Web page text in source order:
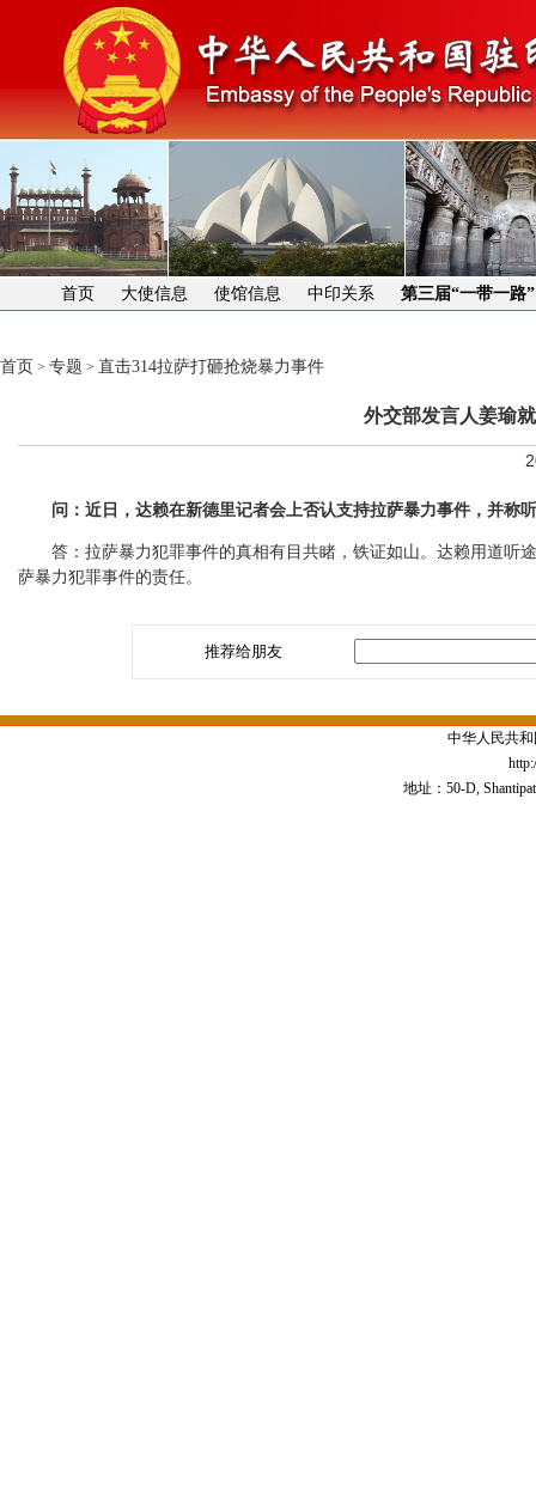
首页 大使信息 使馆信息 中印关系 第三届“一带一路
首页 > 专题 > 直击314拉萨打砸抢烧暴力事件
外交部发言人姜瑜
问：近日，达赖在新德里记者会上否认支持拉萨暴力事件，并称
答：拉萨暴力犯罪事件的真相有目共睹，铁证如山。达赖用道听
萨暴力犯罪事件的责任。
推荐给朋友
中华人民共
地址：50-D,